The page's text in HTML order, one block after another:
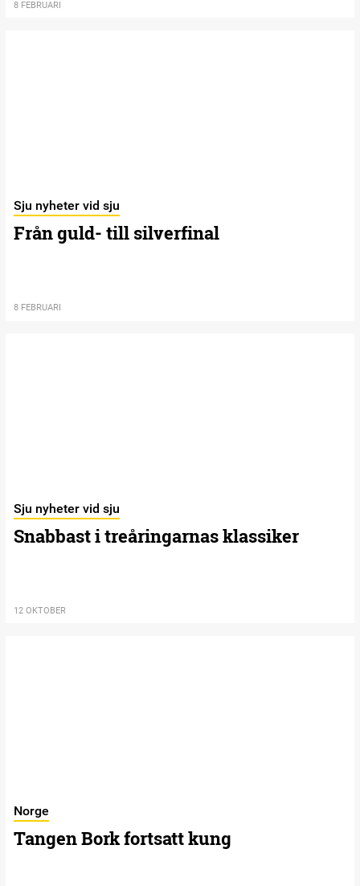
8 FEBRUARI
Sju nyheter vid sju
Från guld- till silverfinal
8 FEBRUARI
Sju nyheter vid sju
Snabbast i treåringarnas klassiker
12 OKTOBER
Norge
Tangen Bork fortsatt kung